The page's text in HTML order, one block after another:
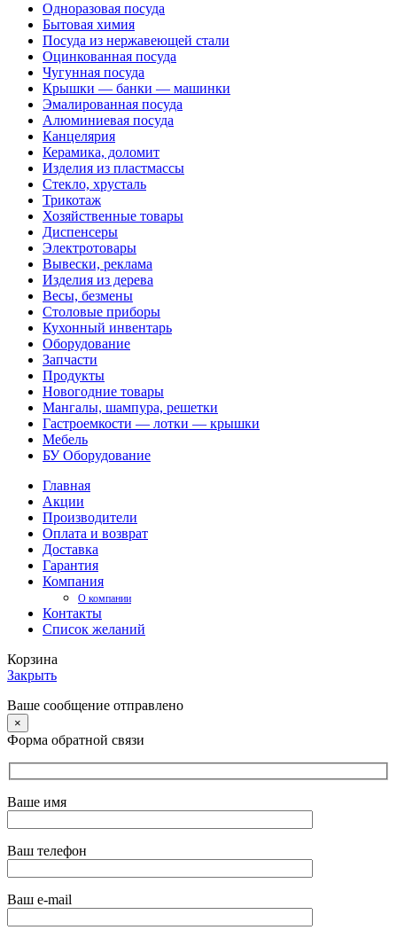
Одноразовая посуда
Бытовая химия
Посуда из нержавеющей стали
Оцинкованная посуда
Чугунная посуда
Крышки — банки — машинки
Эмалированная посуда
Алюминиевая посуда
Канцелярия
Керамика, доломит
Изделия из пластмассы
Стекло, хрусталь
Трикотаж
Хозяйственные товары
Диспенсеры
Электротовары
Вывески, реклама
Изделия из дерева
Весы, безмены
Столовые приборы
Кухонный инвентарь
Оборудование
Запчасти
Продукты
Новогодние товары
Мангалы, шампура, решетки
Гастроемкости — лотки — крышки
Мебель
БУ Оборудование
Главная
Акции
Производители
Оплата и возврат
Доставка
Гарантия
Компания
О компании
Контакты
Список желаний
Корзина
Закрыть
Ваше сообщение отправлено
×
Форма обратной связи
Ваше имя
Ваш телефон
Ваш e-mail